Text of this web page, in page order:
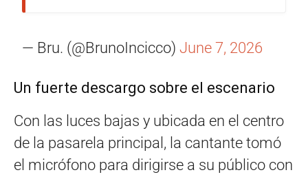
— Bru. (@BrunoIncicco)June 7, 2026
Un fuerte descargo sobre el escenario
Con las luces bajas y ubicada en el centro
de la pasarela principal, la cantante tomó
el micrófono para dirigirse a su público con